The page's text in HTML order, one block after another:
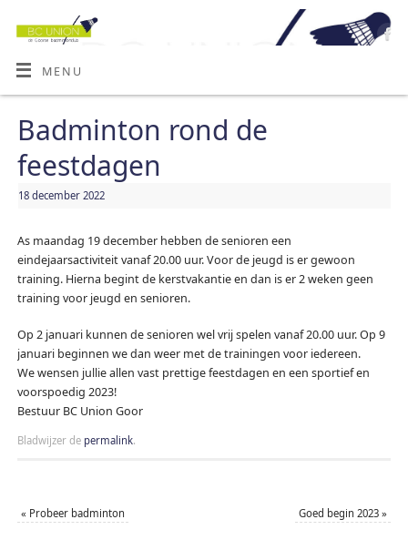
MENU
Badminton rond de
feestdagen
18 december 2022
As maandag 19 december hebben de senioren een
eindejaarsactiviteit vanaf 20.00 uur. Voor de jeugd is er gewoon
training. Hierna begint de kerstvakantie en dan is er 2 weken geen
training voor jeugd en senioren.
Op 2 januari kunnen de senioren wel vrij spelen vanaf 20.00 uur. Op 9
januari beginnen we dan weer met de trainingen voor iedereen.
We wensen jullie allen vast prettige feestdagen en een sportief en
voorspoedig 2023!
Bestuur BC Union Goor
Bladwijzer de permalink.
« Probeer badminton Goed begin 2023»